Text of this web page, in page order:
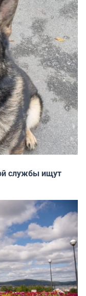
службы ищут